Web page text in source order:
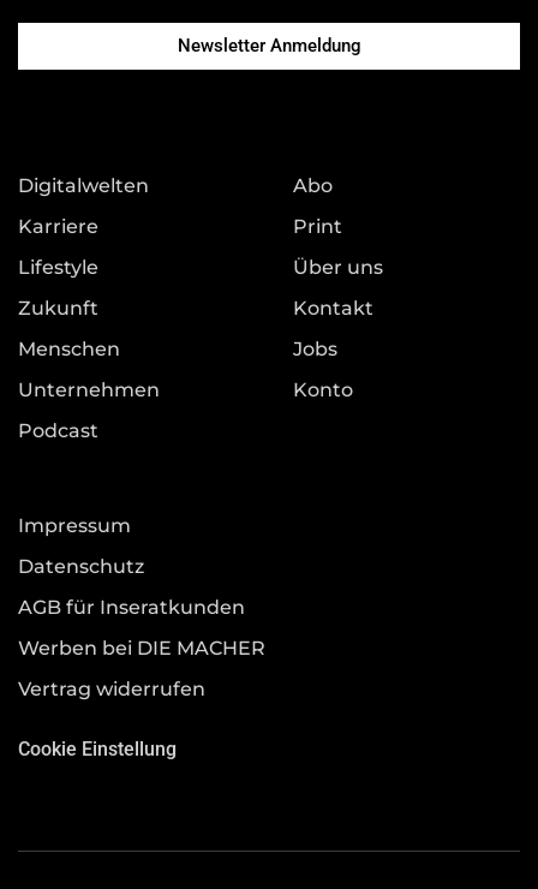
Newsletter Anmeldung
Digitalwelten
Karriere
Lifestyle
Zukunft
Menschen
Unternehmen
Podcast
Abo
Print
Über uns
Kontakt
Jobs
Konto
Impressum
Datenschutz
AGB für Inseratkunden
Werben bei DIE MACHER
Vertrag widerrufen
Cookie Einstellung